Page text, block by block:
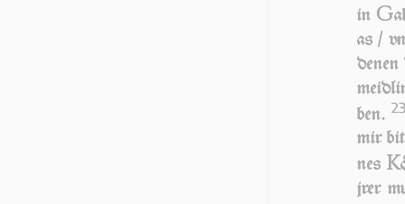
in G
as /
de­nen
ben. 23
mir
nes K
jrer